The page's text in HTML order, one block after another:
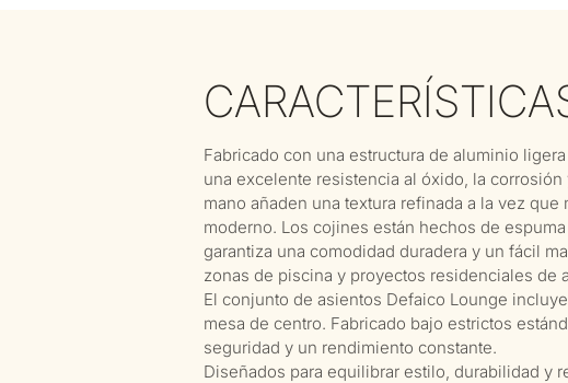
Fabricado con una estructura de aluminio
una excelente resistencia al óxido, la
mano añaden una textura refinada a la vez
moderno. Los cojines están hechos de
garantiza una comodidad duradera y un fácil
zonas de piscina y proyectos residenciales de
El conjunto de asientos Defaico Lounge
mesa de centro. Fabricado bajo estrictos
seguridad y un rendimiento constante.
Diseñados para equilibrar estilo, durabilidad y